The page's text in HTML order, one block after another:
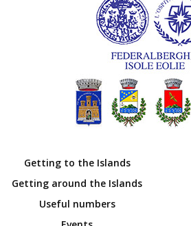
Getting to the Islands
Getting around the Islands
Useful numbers